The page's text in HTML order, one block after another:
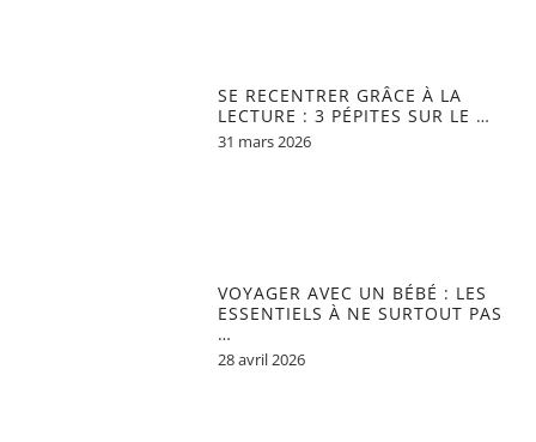
SE RECENTRER GRÂCE À LA
LECTURE : 3 PÉPITES SUR LE …
31 mars 2026
VOYAGER AVEC UN BÉBÉ : LES
ESSENTIELS À NE SURTOUT PAS
…
28 avril 2026